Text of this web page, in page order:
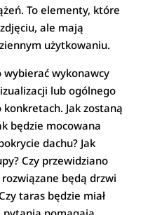
To elementy, które
ale mają
użytkowaniu.
wybierać wykonawcy
lub ogólnego
Jak zostaną
będzie mocowana
dachu? Jak
Czy przewidziano
będą drzwi
taras będzie miał